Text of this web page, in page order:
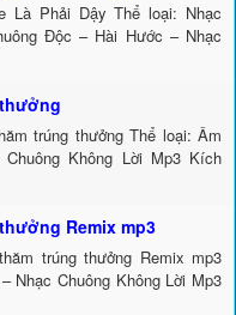
Là Phải Dậy Thể loại: Nhạc
Độc – Hài Hước – Nhạc
trúng thưởng Thể loại: Âm
Không Lời Mp3 Kích
Remix mp3
trúng thưởng Remix mp3
Nhạc Chuông Không Lời Mp3